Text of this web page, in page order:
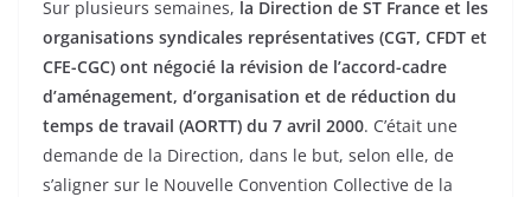
Sur plusieurs semaines, la Direction de ST France et les
organisations syndicales représentatives (CGT, CFDT et
CFE-CGC) ont négocié la révision de l’accord-cadre
d’aménagement, d’organisation et de réduction du
temps de travail (AORTT) du 7 avril 2000. C’était une
demande de la Direction, dans le but, selon elle, de
s’aligner sur le Nouvelle Convention Collective de la